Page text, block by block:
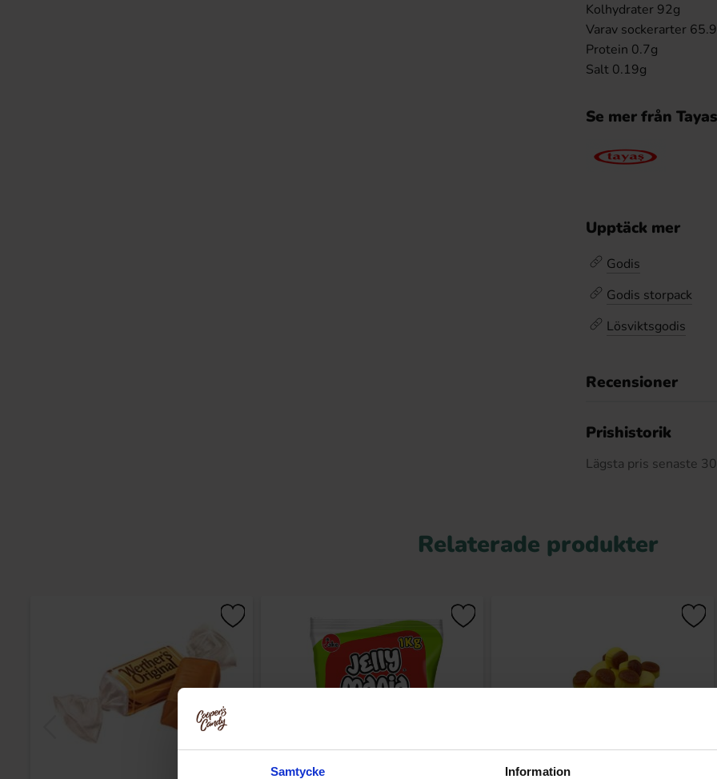
Samtycke Information
Kolhydrater 92g
Varav sockerarter
Protein 0.7g
Salt 0.19g
Se mer från Tayas
Upptäck mer
Godis
Godis storpack
Lösviktsgodis
Recensioner
Prishistorik
Lägsta pris senaste
Relaterade produkter